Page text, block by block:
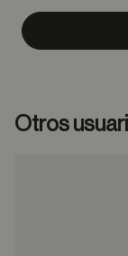
to
Otros